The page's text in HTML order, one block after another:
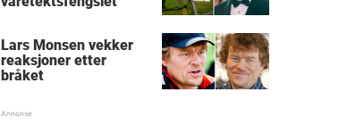
Lars Monsen vekker
reaksjoner etter
bråket